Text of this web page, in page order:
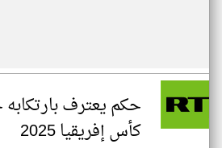
حكم يعترف
كأس إفريقيا 2025